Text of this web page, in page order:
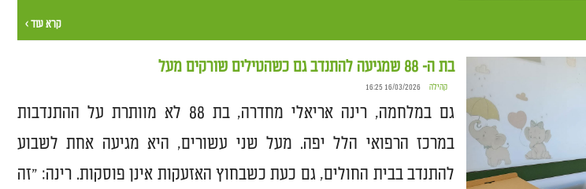
קרא עוד ›
בת ה- 88 שמגיעה להתנדב גם כשהטילים שורקים מעל
קהילה 16/03/2026 16:25
גם במלחמה, רינה אריאלי מחדרה, בת 88 לא מוותרת על ההתנדבות
במרכז הרפואי הלל יפה. מעל שני עשורים, היא מגיעה אחת לשבוע
להתנדב בבית החולים, גם כעת כשבחוץ האזעקות אינן פוסקות. רינה: "זה